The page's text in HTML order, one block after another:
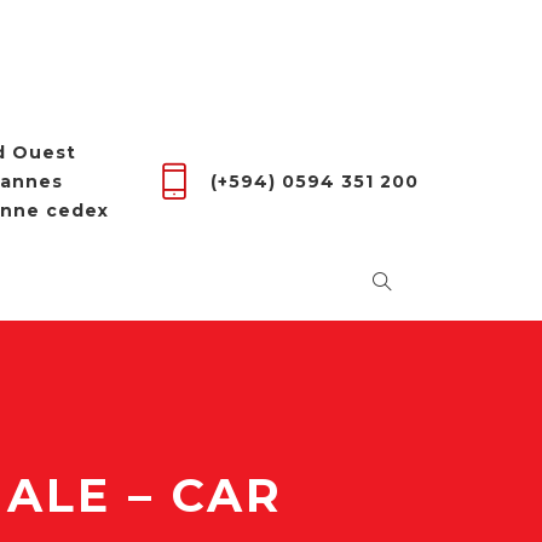
Ouest
cedex
(+594) 0594 351 200
– CAR